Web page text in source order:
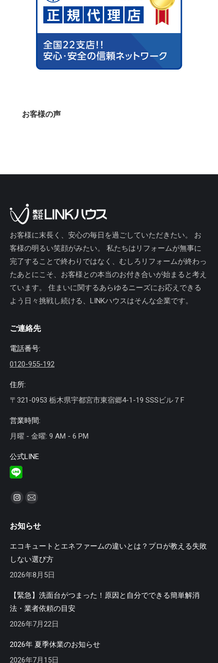
お客様の声
お客様に末長く、安心の毎日を過ごしていただきたい。 お
客様の明るい笑顔がみたい。 私たちはリフォームが無事に
完了することで終わりではなく、むしろリフォームが終わっ
たあとにこそ、お客様との本当のお付き合いが始まると考え
ています。 住まいに関するあらゆるニーズにお応えできる
よう日々挑戦し続ける、LINKハウスはそんな企業です。
ご連絡先
電話番号:
0120-955-192
住所:
〒321-0953 栃木県宇都宮市東宿郷4-1-19 SSSビル７F
営業時間:
月曜 - 金曜: 9 AM - 6 PM
公式LINE
私達を見つけてください：
Instagram
ー
新
し
い
ン
ド
Mail
ー
し
い
ウ
ン
ド
お知らせ
エコキュートとエネファームの違いとは？プロが教える失敗
しない選び方
2026年8月5日
【緊急】洗面台がつまった！原因と自分でできる簡単解消
法・業者依頼の目安
2026年7月22日
2026年 夏季休業のお知らせ
2026年7月15日